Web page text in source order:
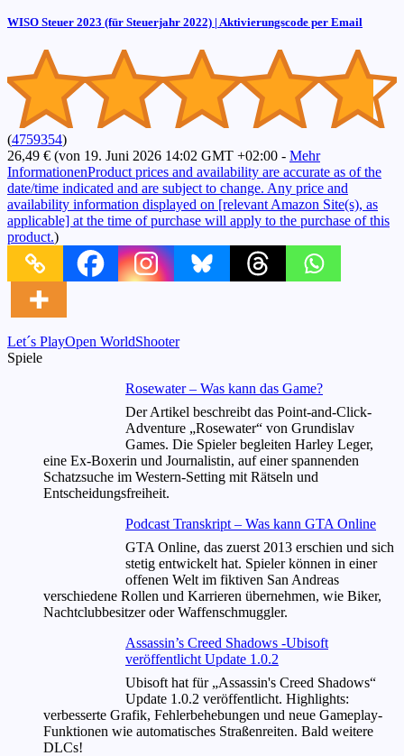
WISO Steuer 2023 (für Steuerjahr 2022) | Aktivierungscode per Email
(4759354)
26,49 € (von 19. Juni 2026 14:02 GMT +02:00 - Mehr
InformationenProduct prices and availability are accurate as of the
date/time indicated and are subject to change. Any price and
availability information displayed on [relevant Amazon Site(s), as
applicable] at the time of purchase will apply to the purchase of this
product.)
Tags:
Let´s PlayOpen WorldShooter
Spiele
Rosewater – Was kann das Game?
Der Artikel beschreibt das Point-and-Click-
Adventure „Rosewater“ von Grundislav
Games. Die Spieler begleiten Harley Leger,
eine Ex-Boxerin und Journalistin, auf einer spannenden
Schatzsuche im Western-Setting mit Rätseln und
Entscheidungsfreiheit.
Podcast Transkript – Was kann GTA Online
GTA Online, das zuerst 2013 erschien und sich
stetig entwickelt hat. Spieler können in einer
offenen Welt im fiktiven San Andreas
verschiedene Rollen und Karrieren übernehmen, wie Biker,
Nachtclubbesitzer oder Waffenschmuggler.
Assassin’s Creed Shadows -Ubisoft
veröffentlicht Update 1.0.2
Ubisoft hat für „Assassin's Creed Shadows“
Update 1.0.2 veröffentlicht. Highlights:
verbesserte Grafik, Fehlerbehebungen und neue Gameplay-
Funktionen wie automatisches Straßenreiten. Bald weitere
DLCs!